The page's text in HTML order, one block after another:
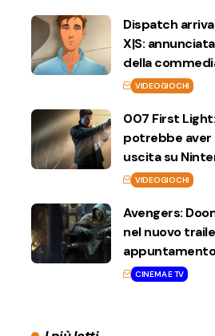
Dispatch
X|S:
della
VIDEOGIOCHI
007 First
potrebbe aver
uscita su
VIDEOGIOCHI
Avengers:
nel nuovo
CINEMA E TV